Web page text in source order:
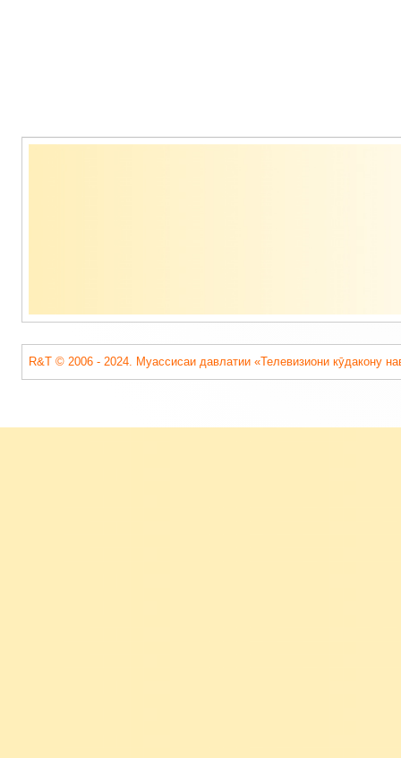
Содержимое
R&T © 2006 - 2024. Муассисаи давлатии «Телевизиони кӯдакону